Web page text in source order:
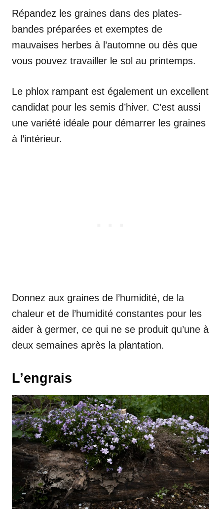
Répandez les graines dans des plates-
bandes préparées et exemptes de
mauvaises herbes à l’automne ou dès que
vous pouvez travailler le sol au printemps.
Le phlox rampant est également un excellent
candidat pour les semis d’hiver. C’est aussi
une variété idéale pour démarrer les graines
à l’intérieur.
Donnez aux graines de l’humidité, de la
chaleur et de l’humidité constantes pour les
aider à germer, ce qui ne se produit qu’une à
deux semaines après la plantation.
L’engrais